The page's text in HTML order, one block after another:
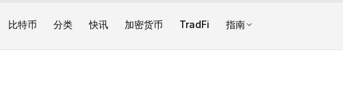
比特币 分类 快讯 加密货币 TradFi 指南